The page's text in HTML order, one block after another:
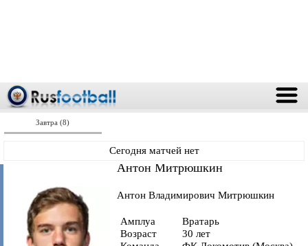
Завтра (8)
Сегодня матчей нет
Антон Митрюшкин
Антон Владимирович Митрюшкин
Амплуа
Вратарь
Возраст
30 лет